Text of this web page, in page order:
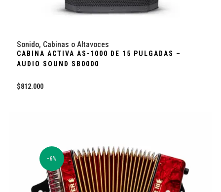
Sonido, Cabinas o Altavoces
CABINA ACTIVA AS-1000 DE 15 PULGADAS –
AUDIO SOUND SB0000
$812.000
-6%